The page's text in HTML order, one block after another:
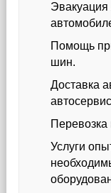
Эвакуация
Помощь
шин.
Доставка
Перевозка
Услуги